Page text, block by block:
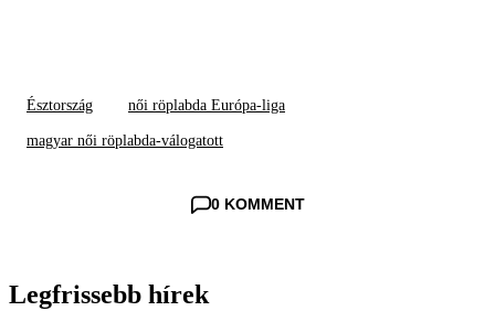
Észtország női röplabda Európa-liga
magyar női röplabda-válogatott
0 KOMMENT
Legfrissebb hírek